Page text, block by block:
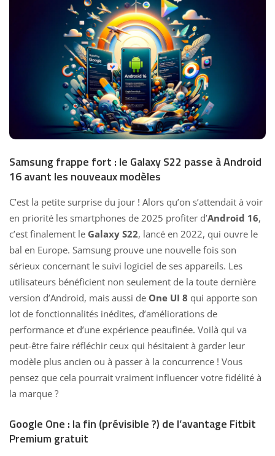
Samsung frappe fort : le Galaxy S22 passe à Android
16 avant les nouveaux modèles
C’est la petite surprise du jour ! Alors qu’on s’attendait à voir
en priorité les smartphones de 2025 profiter d’Android 16,
c’est finalement le Galaxy S22, lancé en 2022, qui ouvre le
bal en Europe. Samsung prouve une nouvelle fois son
sérieux concernant le suivi logiciel de ses appareils. Les
utilisateurs bénéficient non seulement de la toute dernière
version d’Android, mais aussi de One UI 8 qui apporte son
lot de fonctionnalités inédites, d’améliorations de
performance et d’une expérience peaufinée. Voilà qui va
peut-être faire réfléchir ceux qui hésitaient à garder leur
modèle plus ancien ou à passer à la concurrence ! Vous
pensez que cela pourrait vraiment influencer votre fidélité à
la marque ?
Google One : la fin (prévisible ?) de l’avantage Fitbit
Premium gratuit